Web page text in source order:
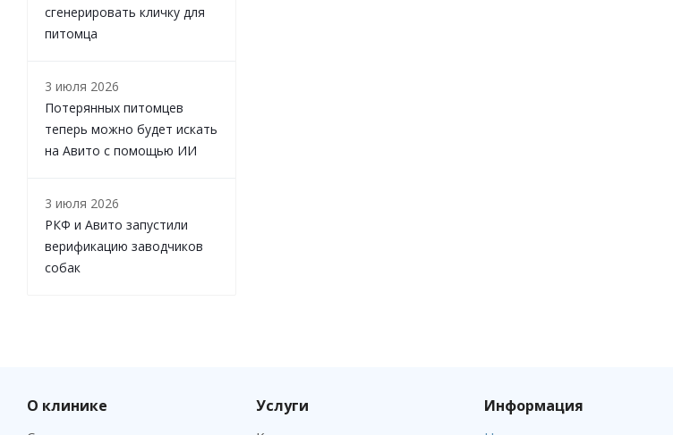
сгенерировать кличку для
питомца
3 июля 2026
Потерянных питомцев
теперь можно будет искать
на Авито с помощью ИИ
3 июля 2026
РКФ и Авито запустили
верификацию заводчиков
собак
О клинике Услуги Информация